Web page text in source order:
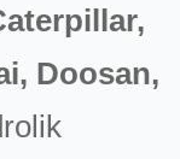
Doosan,